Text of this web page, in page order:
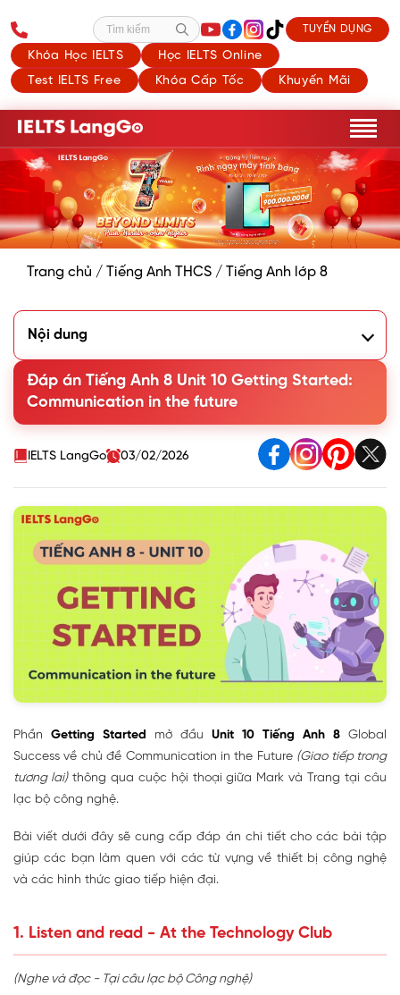
Khóa Học IELTS
Học IELTS Online
Test IELTS Free
Khóa Cấp Tốc Khuyến Mãi
Tìm kiếm TUYỂN DỤNG
Trang chủ / Tiếng Anh THCS / Tiếng Anh lớp 8
Nội dung
2. Read the conversation again and circle the correct
answer A, B, or C.
3. Match the words and phrases in the conversation with
their pictures.
4. Circle the words / phrases which are CLOSEST in
meaning to the underlined words / phrases.
phrases from the box.
Đáp án Tiếng Anh 8 Unit 10 Getting Started:
Communication in the future
IELTS LangGo 03/02/2026
Phần Getting Started mở đầu Unit 10 Tiếng Anh 8 Global
Success về chủ đề Communication in the Future (Giao tiếp trong
tương lai)thông qua cuộc hội thoại giữa Mark và Trang tại câu
lạc bộ công nghệ.
Bài viết dưới đây sẽ cung cấp đáp án chi tiết cho các bài tập
giúp các bạn làm quen với các từ vựng về thiết bị công nghệ
và các hình thức giao tiếp hiện đại.
1. Listen and read - At the Technology Club
(Nghe và đọc - Tại câu lạc bộ Công nghệ)